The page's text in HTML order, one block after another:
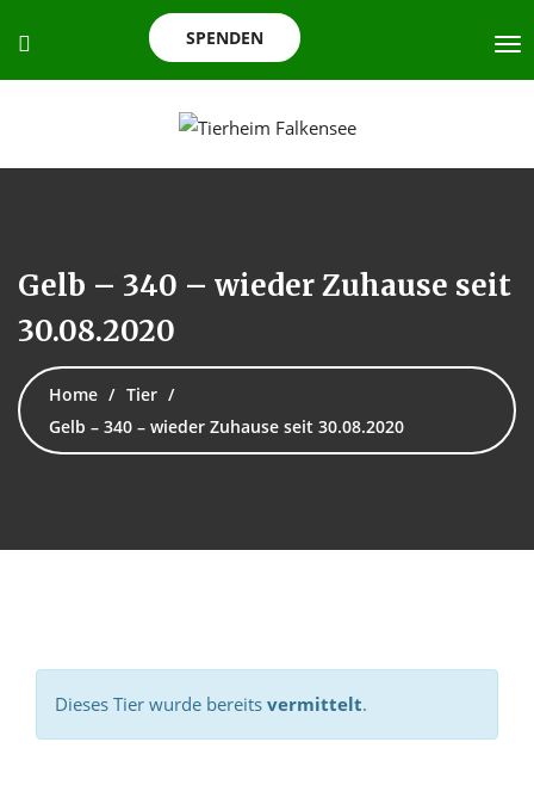
SPENDEN
Gelb – 340 – wieder Zuhause seit
30.08.2020
Home
Tier
Gelb – 340 – wieder Zuhause seit 30.08.2020
Dieses Tier wurde bereits vermittelt.